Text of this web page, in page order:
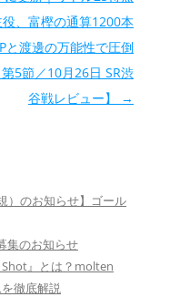
役、富樫の通算1200本
と渡邊の万能性で圧倒
第5節／10月26日 SR渋
谷戦レビュー】
→
）のお知らせ】ゴール
集のお知らせ
』とは？molten
徹底解説